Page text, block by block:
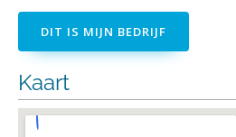
DIT IS MIJN BEDRIJF
Kaart